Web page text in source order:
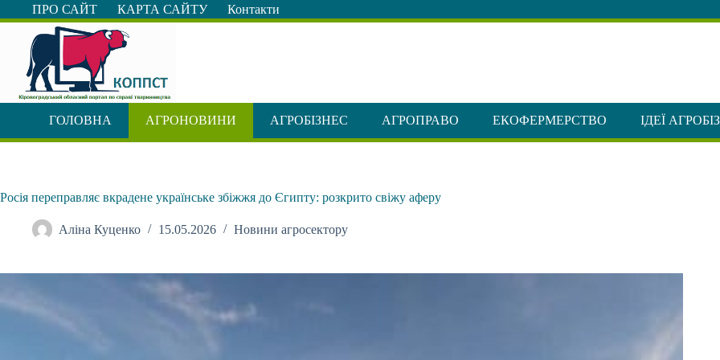
Перейти
до
ПРО САЙТ КАРТА САЙТУ Контакти
ГОЛОВНА АГРОНОВИНИ АГРОБІЗНЕС АГРОПРАВО ЕКОФЕРМЕРСТВО ІДЕЇ
Росія переправляє вкрадене українське збіжжя до Єгипту: розкрито свіжу аферу
Аліна Куценко 15.05.2026 Новини агросектору